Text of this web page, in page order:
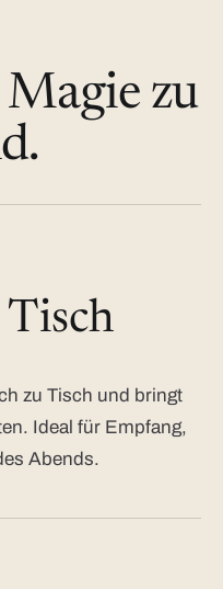
Magie zu
Tisch
zu Tisch und bringt
Ideal für Empfang,
Abends.